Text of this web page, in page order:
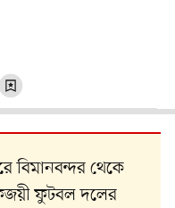
বিমানবন্দর থেকে
ফুটবল দলের